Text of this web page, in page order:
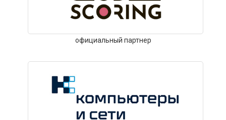
официальный партнер